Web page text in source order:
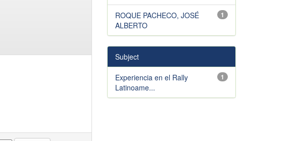
1
ROQUE PACHECO, JOSÉ
ALBERTO
Subject
1
Experiencia en el Rally
Latinoame...